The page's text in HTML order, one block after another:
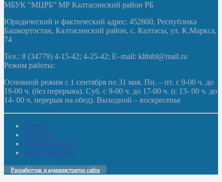
МБУК “МЦРБ” МР Калтасинский район РБ
Юридический и фактический адрес: 452860, Республика
Башкортостан, Калтасинский район, с. Калтасы, ул. К.Маркса,
74
Тел.: 8 (34779) 4-15-42; 4-25-42; E–mail: kltbibl@mail.ru
Режим работы:
Основной режим с 1 сентября по 31 мая. Пн. – пт. с 9-00 ч. до
19-00 ч. (без перерыва). Суб. с 9-00 ч. до 17-00 ч. (с 13- 00 ч. до
14- 00 ч. перерыв на обед). Выходной – воскресенье
Домой
Новости
Документы. Все
Мы в соцсетях
Разработчик и администратор сайта